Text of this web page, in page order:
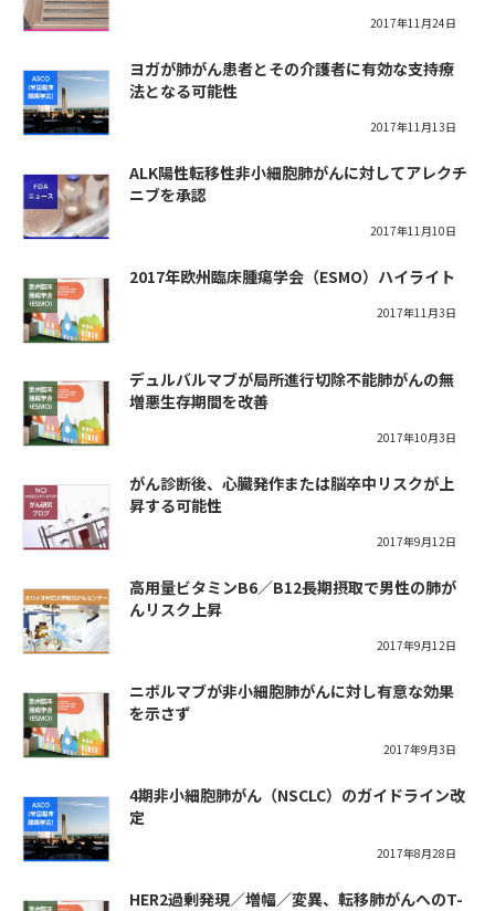
2017年11月24日
ヨガが肺がん患者とその介護者に有効な支持療
法となる可能性
2017年11月13日
ALK陽性転移性非小細胞肺がんに対してアレクチ
ニブを承認
2017年11月10日
2017年欧州臨床腫瘍学会（ESMO）ハイライト
2017年11月3日
デュルバルマブが局所進行切除不能肺がんの無
増悪生存期間を改善
2017年10月3日
がん診断後、心臓発作または脳卒中リスクが上
昇する可能性
2017年9月12日
高用量ビタミンB6／B12長期摂取で男性の肺が
んリスク上昇
2017年9月12日
ニボルマブが非小細胞肺がんに対し有意な効果
を示さず
2017年9月3日
4期非小細胞肺がん（NSCLC）のガイドライン改
定
2017年8月28日
HER2過剰発現／増幅／変異、転移肺がんへのT-